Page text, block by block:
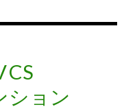
CS
ション